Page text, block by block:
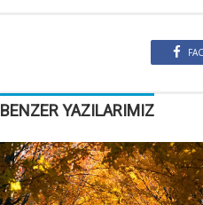
BENZER YAZILARIMIZ